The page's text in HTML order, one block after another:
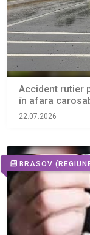
Accident rutier
în afara
22.07.2026
BRASOV